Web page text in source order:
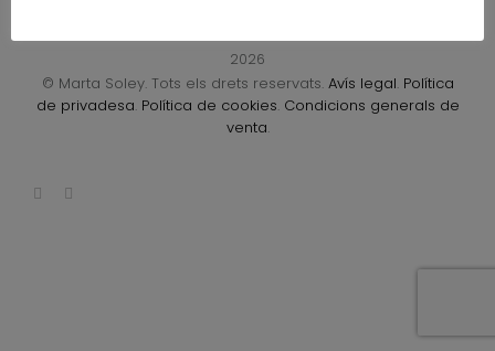
2026
© Marta Soley. Tots els drets reservats. Avís legal. Política
de privadesa. Política de cookies. Condicions generals de
venta.